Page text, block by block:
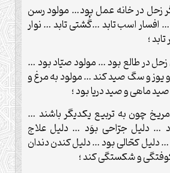
زحل در خانه عمل بود… مولود رسن
افسار اسب تابد …گُشتى تابد … نوار
؛
در طالع بود … مولود صيّاد بود …
يوز و سگ صيد كند … مولود به مرغ و
ماهى و صيد دريا بود ؛
چون به تربيع يكديگر باشند …
… دليل جرّاحى بوَد … دليل علاج
دليل ‏كحّالى بود … دليل ‏كندن دندان
و شكستگى كند ؛